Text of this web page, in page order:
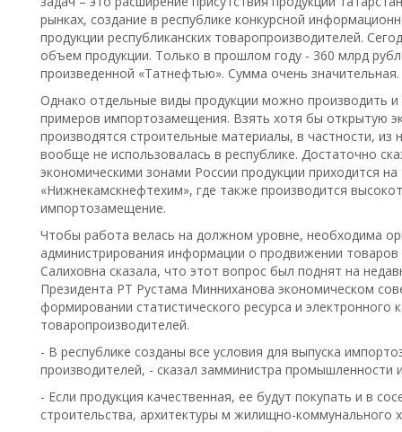
рынках, создание в республике конкурсной
продукции республиканских товаропроизводителей.
объем продукции. Только в прошлом году - 360 млрд
произведенной «Татнефтью». Сумма очень значительная.
Однако отдельные виды продукции можно производить
примеров импортозамещения. Взять хотя бы открытую
производятся строительные материалы, в частности,
вообще не использовалась в республике. Достаточно
экономическими зонами России продукции приходится
«Нижнекамскнефтехим», где также производится
импортозамещение.
Чтобы работа велась на должном уровне, необходима
администрирования информации о продвижении
Салиховна сказала, что этот вопрос был поднят на
Президента РТ Рустама Минниханова экономическом
формировании статистического ресурса и электронного
товаропроизводителей.
- В республике созданы все условия для выпуска
производителей, - сказал замминистра промышленности
- Если продукция качественная, ее будут покупать и в
строительства, архитектуры м жилищно-коммунального